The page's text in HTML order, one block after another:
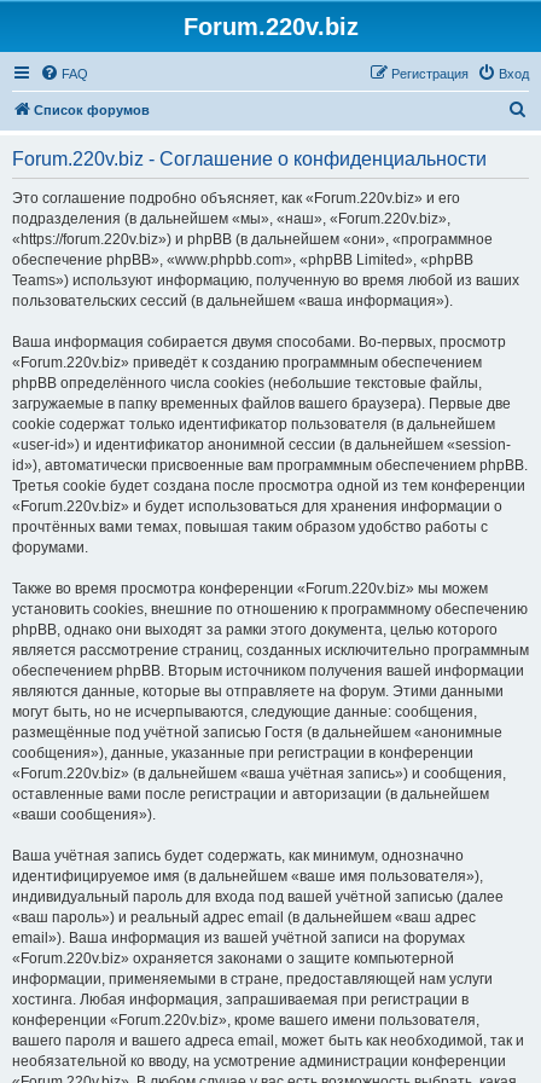
Forum.220v.biz
FAQ Вход
Регистрация
Список форумов
Forum.220v.biz - Соглашение о конфиденциальности
Это соглашение подробно объясняет, как «Forum.220v.biz» и его
подразделения (в дальнейшем «мы», «наш», «Forum.220v.biz»,
«https://forum.220v.biz») и phpBB (в дальнейшем «они», «программное
обеспечение phpBB», «www.phpbb.com», «phpBB Limited», «phpBB
Teams») используют информацию, полученную во время любой из ваших
пользовательских сессий (в дальнейшем «ваша информация»).
Ваша информация собирается двумя способами. Во-первых, просмотр
«Forum.220v.biz» приведёт к созданию программным обеспечением
phpBB определённого числа cookies (небольшие текстовые файлы,
загружаемые в папку временных файлов вашего браузера). Первые две
cookie содержат только идентификатор пользователя (в дальнейшем
«user-id») и идентификатор анонимной сессии (в дальнейшем «session-
id»), автоматически присвоенные вам программным обеспечением phpBB.
Третья cookie будет создана после просмотра одной из тем конференции
«Forum.220v.biz» и будет использоваться для хранения информации о
прочтённых вами темах, повышая таким образом удобство работы с
форумами.
Также во время просмотра конференции «Forum.220v.biz» мы можем
установить cookies, внешние по отношению к программному обеспечению
phpBB, однако они выходят за рамки этого документа, целью которого
является рассмотрение страниц, созданных исключительно программным
обеспечением phpBB. Вторым источником получения вашей информации
являются данные, которые вы отправляете на форум. Этими данными
могут быть, но не исчерпываются, следующие данные: сообщения,
размещённые под учётной записью Гостя (в дальнейшем «анонимные
сообщения»), данные, указанные при регистрации в конференции
«Forum.220v.biz» (в дальнейшем «ваша учётная запись») и сообщения,
оставленные вами после регистрации и авторизации (в дальнейшем
«ваши сообщения»).
Ваша учётная запись будет содержать, как минимум, однозначно
идентифицируемое имя (в дальнейшем «ваше имя пользователя»),
индивидуальный пароль для входа под вашей учётной записью (далее
«ваш пароль») и реальный адрес email (в дальнейшем «ваш адрес
email»). Ваша информация из вашей учётной записи на форумах
«Forum.220v.biz» охраняется законами о защите компьютерной
информации, применяемыми в стране, предоставляющей нам услуги
хостинга. Любая информация, запрашиваемая при регистрации в
конференции «Forum.220v.biz», кроме вашего имени пользователя,
вашего пароля и вашего адреса email, может быть как необходимой, так и
необязательной ко вводу, на усмотрение администрации конференции